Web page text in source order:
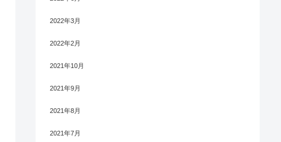
2022年3月
2022年2月
2021年10月
2021年9月
2021年8月
2021年7月